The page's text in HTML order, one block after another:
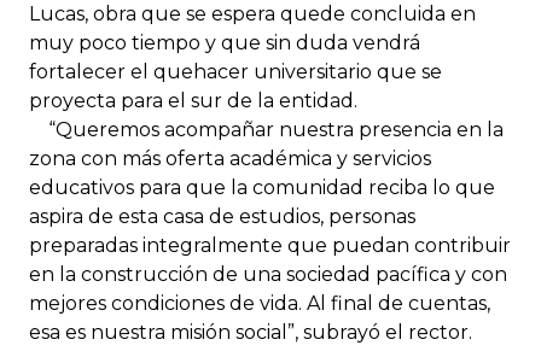
Lucas, obra que se espera quede concluida en
muy poco tiempo y que sin duda vendrá
fortalecer el quehacer universitario que se
proyecta para el sur de la entidad.
“Queremos acompañar nuestra presencia en la
zona con más oferta académica y servicios
educativos para que la comunidad reciba lo que
aspira de esta casa de estudios, personas
preparadas integralmente que puedan contribuir
en la construcción de una sociedad pacífica y con
mejores condiciones de vida. Al final de cuentas,
esa es nuestra misión social”, subrayó el rector.